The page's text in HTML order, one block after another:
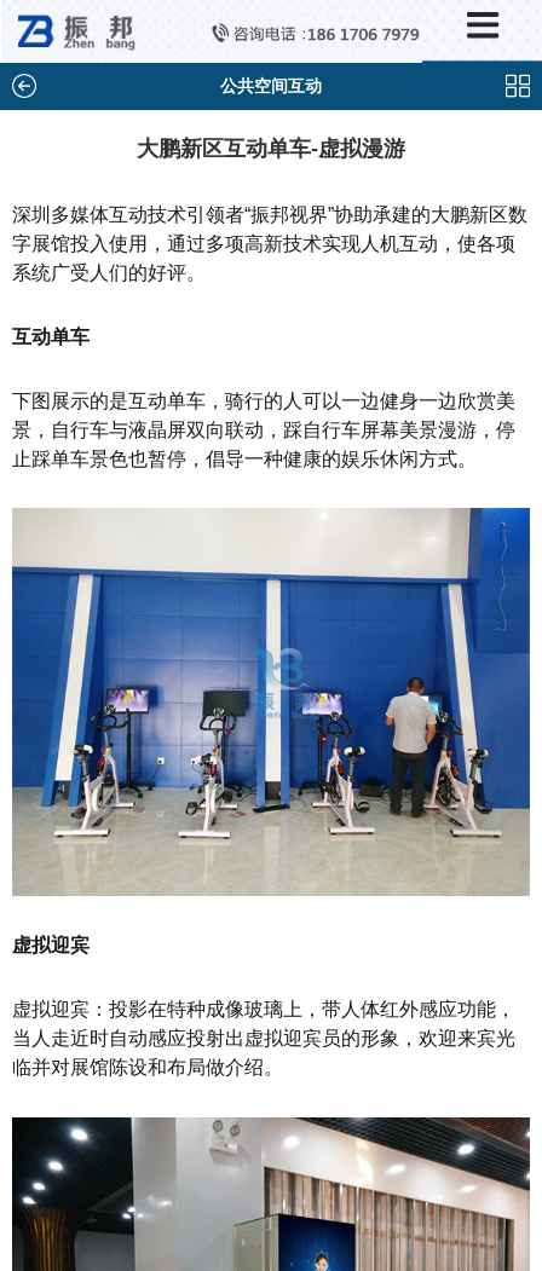
公共空间互动
大鹏新区互动单车-虚拟漫游
深圳多媒体互动技术引领者“振邦视界”协助承建的大鹏新区数
字展馆投入使用，通过多项高新技术实现人机互动，使各项
系统广受人们的好评。
互动单车
下图展示的是互动单车，骑行的人可以一边健身一边欣赏美
景，自行车与液晶屏双向联动，踩自行车屏幕美景漫游，停
止踩单车景色也暂停，倡导一种健康的娱乐休闲方式。
虚拟迎宾
虚拟迎宾：投影在特种成像玻璃上，带人体红外感应功能，
当人走近时自动感应投射出虚拟迎宾员的形象，欢迎来宾光
临并对展馆陈设和布局做介绍。
新闻中心
×
公司新闻
行业新闻
问题解答